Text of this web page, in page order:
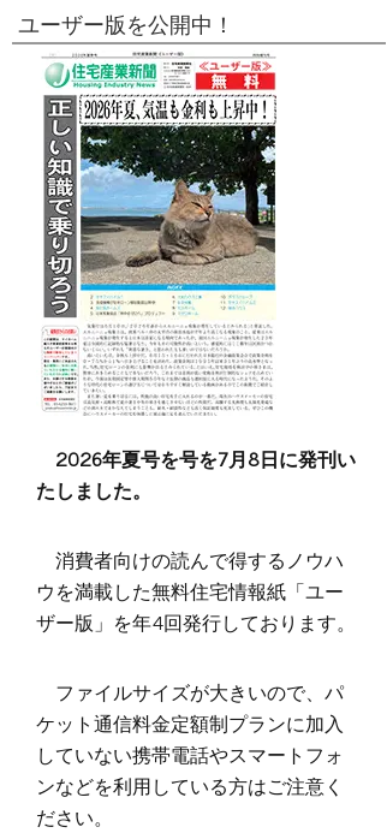
ユーザー版を公開中！
2026年夏号を号を7月8日に発刊い
たしました。
消費者向けの読んで得するノウハ
ウを満載した無料住宅情報紙「ユー
ザー版」を年4回発行しております。
ファイルサイズが大きいので、パ
ケット通信料金定額制プランに加入
していない携帯電話やスマートフォ
ンなどを利用している方はご注意く
ださい。